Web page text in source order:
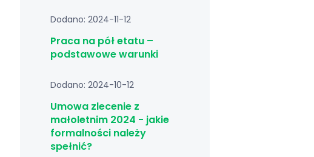
Dodano: 2024-11-12
Praca na pół etatu –
podstawowe warunki
Dodano: 2024-10-12
Umowa zlecenie z
małoletnim 2024 - jakie
formalności należy
spełnić?